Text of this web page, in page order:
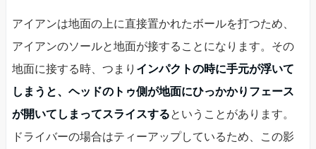
アイアンは地面の上に直接置かれたボールを打つため、
アイアンのソールと地面が接することになります。その
地面に接する時、つまり インパクトの時に手元が浮いて
しまうと、ヘッドのトゥ側が地面にひっかかりフェース
が開いてしまってスライスするということがあります。
ドライバーの場合はティーアップしているため、この影